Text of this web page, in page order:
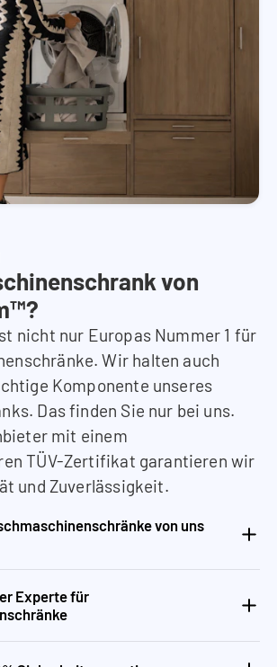
von
nicht nur Europas Nummer 1 für
Wir halten auch
Komponente unseres
Das finden Sie nur bei uns.
mit einem
TÜV-Zertifikat garantieren wir
und Zuverlässigkeit.
von uns
Experte für